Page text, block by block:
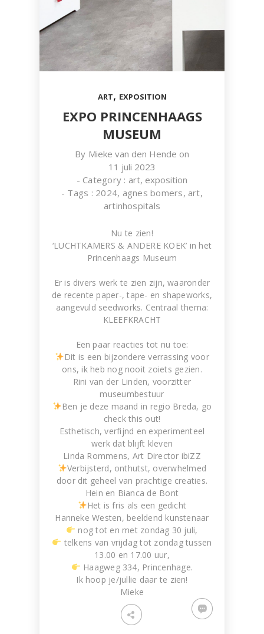
ART, EXPOSITION
EXPO PRINCENHAAGS
MUSEUM
By Mieke van den Hende on
11 juli 2023
- Category : art, exposition
- Tags : 2024, agnes bomers, art,
artinhospitals
Nu te zien!
‘LUCHTKAMERS & ANDERE KOEK’ in het
Princenhaags Museum
Er is divers werk te zien zijn, waaronder
de recente paper-, tape- en shapeworks,
aangevuld seedworks. Centraal thema:
KLEEFKRACHT
Een paar reacties tot nu toe:
Dit is een bijzondere verrassing voor
ons, ik heb nog nooit zoiets gezien.
Rini van der Linden, voorzitter
museumbestuur
Ben je deze maand in regio Breda, go
check this out!
Esthetisch, verfijnd en experimenteel
werk dat blijft kleven
Linda Rommens, Art Director ibiZZ
Verbijsterd, onthutst, overwhelmed
door dit geheel van prachtige creaties.
Hein en Bianca de Bont
Het is fris als een gedicht
Hanneke Westen, beeldend kunstenaar
nog tot en met zondag 30 juli,
telkens van vrijdag tot zondag tussen
13.00 en 17.00 uur,
Haagweg 334, Princenhage.
​Ik hoop je/jullie daar te zien!
Mieke